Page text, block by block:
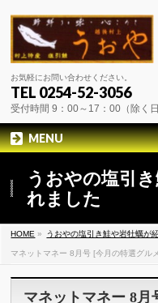
お気軽にお問い合わせください。
TEL 0254-52-3056
受付時間 9：00～17：00（除く日
MENU
うおやの塩引
れました
HOME » うおやの塩引き鮭や岩牡蠣が
マネットマネー 8月号 [今月の特選グル
マネットマネー 8